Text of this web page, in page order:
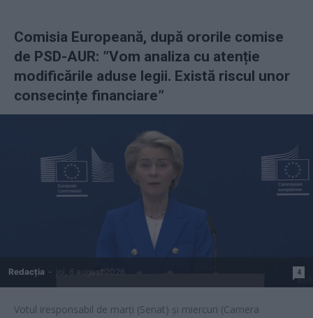
Comisia Europeană, după ororile comise
de PSD-AUR: ”Vom analiza cu atenție
modificările aduse legii. Există riscul unor
consecințe financiare”
Redacţia - joi, 6 august 2026 4
Votul iresponsabil de marți (Senat) și miercuri (Camera